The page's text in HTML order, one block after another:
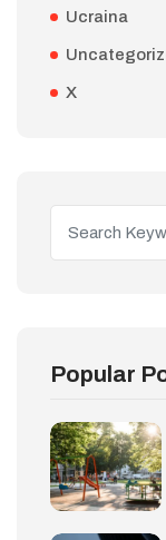
Ucraina
X
Popular